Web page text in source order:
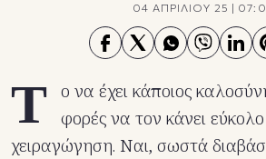
04 ΑΠΡΙΛΙΟΥ 25 |
Τ ο να έχει κάποιος
φορές να τον κάνει
χειραγώγηση. Ναι, σωστά